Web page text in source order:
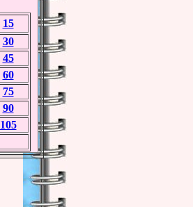
15
30
45
60
75
90
105